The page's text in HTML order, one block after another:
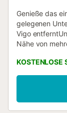
Genieße das
gelegenen
Vigo
Nähe von
befindet sich
Empfohlene